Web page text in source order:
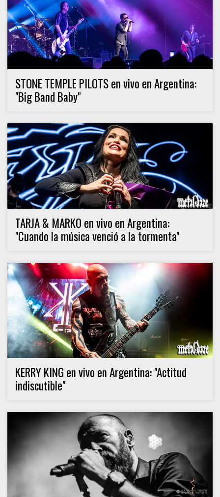
STONE TEMPLE PILOTS en vivo en Argentina:
"Big Band Baby"
TARJA & MARKO en vivo en Argentina:
"Cuando la música venció a la tormenta"
KERRY KING en vivo en Argentina: "Actitud
indiscutible"